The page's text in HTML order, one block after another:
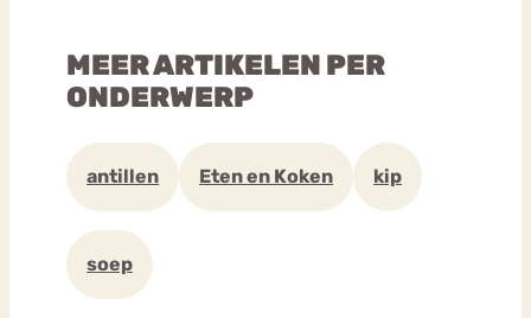
MEER ARTIKELEN PER
ONDERWERP
antillen Eten en Koken kip
soep